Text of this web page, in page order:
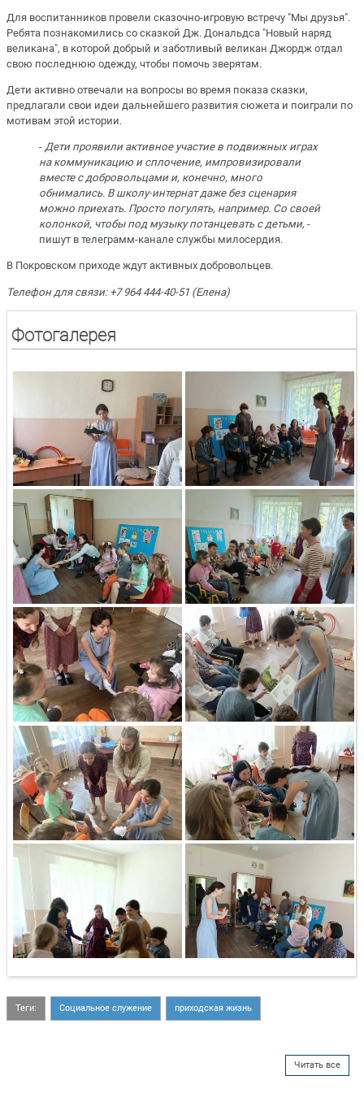
Для воспитанников провели сказочно-игровую встречу "Мы друзья".
Ребята познакомились со сказкой Дж. Дональдса "Новый наряд
великана", в которой добрый и заботливый великан Джордж отдал
свою последнюю одежду, чтобы помочь зверятам.
Дети активно отвечали на вопросы во время показа сказки,
предлагали свои идеи дальнейшего развития сюжета и поиграли по
мотивам этой истории.
- Дети проявили активное участие в подвижных играх
на коммуникацию и сплочение, импровизировали
вместе с добровольцами и, конечно, много
обнимались. В школу-интернат даже без сценария
можно приехать. Просто погулять, например. Со своей
колонкой, чтобы под музыку потанцевать с детьми, -
пишут в телеграмм-канале службы милосердия.
В Покровском приходе ждут активных добровольцев.
Телефон для связи: +7 964 444-40-51 (Елена)
Фотогалерея
Теги: Социальное служение приходская жизнь
Читать все